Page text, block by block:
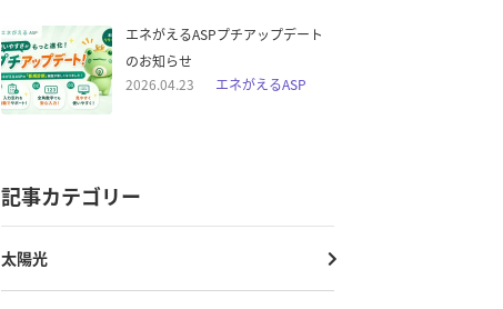
エネがえるASPプチアップデート
のお知らせ
2026.04.23
エネがえるASP
記事カテゴリー
太陽光